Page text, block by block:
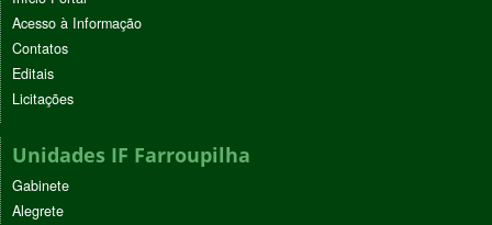
Acesso à Informação
Contatos
Editais
Licitações
Unidades IF Farroupilha
Gabinete
Alegrete